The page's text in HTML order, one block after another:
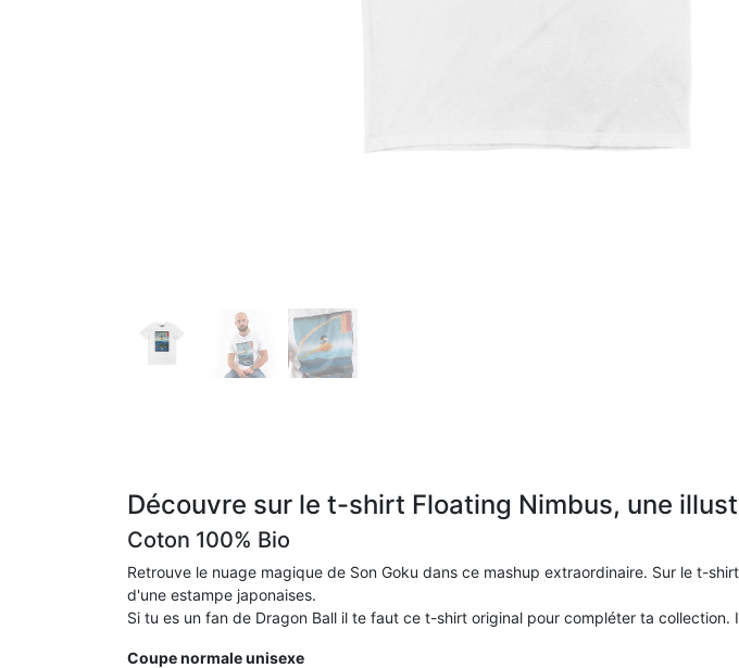
Découvre sur le t-shirt Floating Nimbus, une
Coton 100% Bio
Retrouve le nuage magique de Son Goku dans ce mashup extraordinaire. Sur le t-
d'une estampe japonaises.
Si tu es un fan de Dragon Ball il te faut ce t-shirt original pour compléter ta
Coupe normale unisexe